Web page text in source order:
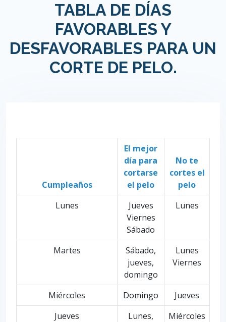
TABLA DE DÍAS
FAVORABLES Y
DESFAVORABLES PARA UN
CORTE DE PELO.
Cumpleaños
El mejor
día para
cortarse
el pelo
No te
cortes el
pelo
Lunes
Jueves
Viernes
Sábado
Lunes
Martes
Sábado,
jueves,
domingo
Lunes
Viernes
Miércoles Domingo
Jueves
Jueves
Lunes,
Miércoles